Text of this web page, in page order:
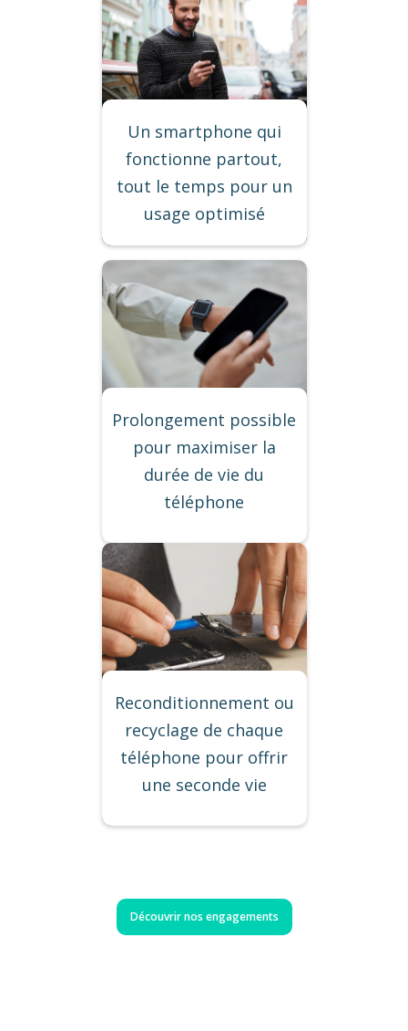
Un smartphone qui
fonctionne partout,
tout le temps pour un
usage optimisé
Reconditionnement ou
recyclage de chaque
téléphone pour offrir
une seconde vie
Prolongement possible
pour maximiser la
durée de vie du
téléphone
Découvrir nos engagements